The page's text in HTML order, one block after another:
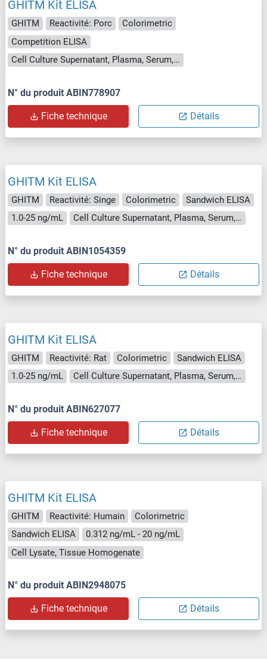
GHITM Kit ELISA
GHITM Reactivité: Porc
Colorimetric
Competition ELISA
Cell Culture Supernatant, Plasma, Serum, Tissue Homogenate
N° du produit ABIN778907
Fiche technique Détails
GHITM Kit ELISA
GHITM Reactivité: Singe Colorimetric
Sandwich ELISA
1.0-25 ng/mL
Cell Culture Supernatant, Plasma, Serum, Tissue Homogenate
N° du produit ABIN1054359
Fiche technique Détails
GHITM Kit ELISA
GHITM Reactivité: Rat Colorimetric
Sandwich ELISA
1.0-25 ng/mL
Cell Culture Supernatant, Plasma, Serum, Tissue Homogenate
N° du produit ABIN627077
Fiche technique Détails
GHITM Kit ELISA
GHITM Reactivité: Humain
Colorimetric
Sandwich ELISA
0.312 ng/mL - 20 ng/mL
Cell Lysate, Tissue Homogenate
N° du produit ABIN2948075
Fiche technique Détails